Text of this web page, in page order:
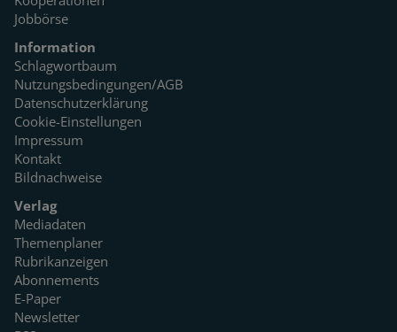
Jobbörse
Information
Schlagwortbaum
Nutzungsbedingungen/AGB
Datenschutzerklärung
Cookie-Einstellungen
Impressum
Kontakt
Bildnachweise
Verlag
Mediadaten
Themenplaner
Rubrikanzeigen
Abonnements
E-Paper
Newsletter